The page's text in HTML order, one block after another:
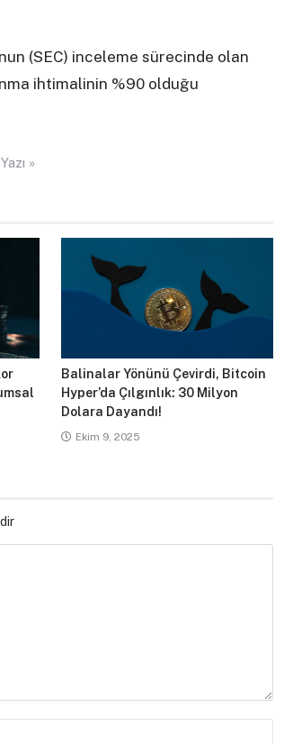
(SEC) inceleme sürecinde olan
ihtimalinin %90 olduğu
»
Balinalar Yönünü Çevirdi, Bitcoin
Hyper’da Çılgınlık: 30 Milyon
Dolara Dayandı!
Ekim 9, 2025